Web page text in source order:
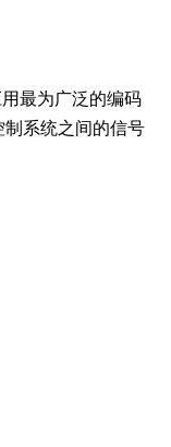
最为广泛的编码
系统之间的信号